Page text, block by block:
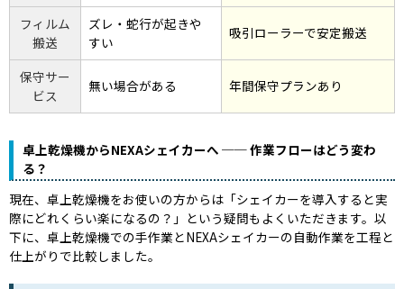
フィルム
搬送
ズレ・蛇行が起きや
すい
吸引ローラーで安定搬送
保守サー
ビス
無い場合がある 年間保守プランあり
卓上乾燥機からNEXAシェイカーへ ── 作業フローはどう変わ
る？
現在、卓上乾燥機をお使いの方からは「シェイカーを導入すると実
際にどれくらい楽になるの？」という疑問もよくいただきます。以
下に、卓上乾燥機での手作業とNEXAシェイカーの自動作業を工程と
仕上がりで比較しました。